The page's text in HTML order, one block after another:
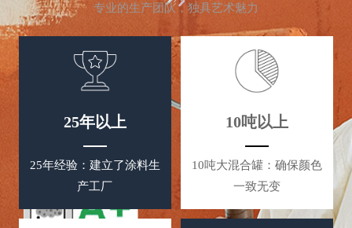
专业的生产团队，独具艺术魅力
25年以上
25年经验：建立了涂料生
产工厂
10吨以上
10吨大混合罐：确保颜色
一致无变